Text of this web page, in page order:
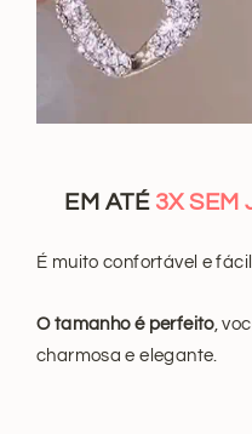
EM ATÉ 3X SEM
É muito confortável e
O tamanho é perfeito,
charmosa e elegante.